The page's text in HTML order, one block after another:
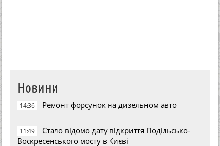
Новини
14:36 Ремонт форсунок на дизельном авто
11:49
Стало відомо дату відкриття Подільсько-
Воскресенського мосту в Києві